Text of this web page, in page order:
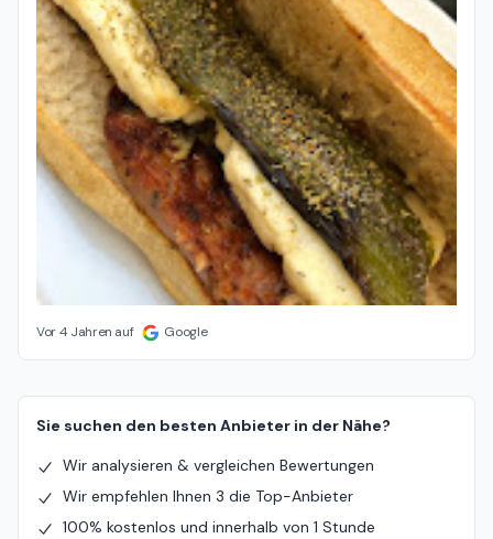
Vor 4 Jahren auf Google
Sie suchen den besten Anbieter in der Nähe?
Wir analysieren & vergleichen Bewertungen
Wir empfehlen Ihnen 3 die Top-Anbieter
100% kostenlos und innerhalb von 1 Stunde